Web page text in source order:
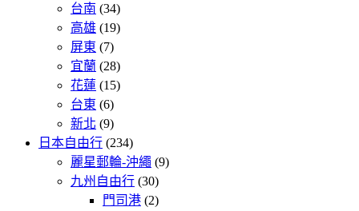
台南 (34)
高雄 (19)
屏東 (7)
宜蘭 (28)
花蓮 (15)
台東 (6)
新北 (9)
日本自由行 (234)
麗星郵輪-沖繩 (9)
九州自由行 (30)
門司港 (2)